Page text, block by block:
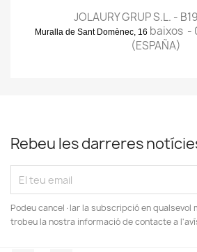
JOLAURY GRUP S.L. -
Muralla de Sant Domènec, 16 baixos -
(ESPAÑA)
Rebeu les darreres
Podeu cancel·lar la subscripció en qualsevol
trobeu la nostra informació de contacte a